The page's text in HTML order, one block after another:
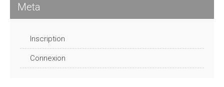
Meta
Inscription
Connexion